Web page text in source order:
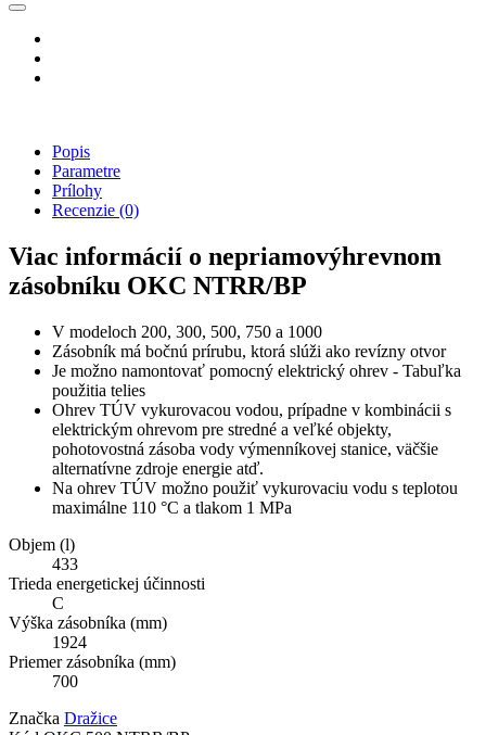
Popis
Parametre
Prílohy
Recenzie (0)
Viac informácií o nepriamovýhrevnom
zásobníku OKC NTRR/BP
V modeloch 200, 300, 500, 750 a 1000
Zásobník má bočnú prírubu, ktorá slúži ako revízny otvor
Je možno namontovať pomocný elektrický ohrev - Tabuľka
použitia telies
Ohrev TÚV vykurovacou vodou, prípadne v kombinácii s
elektrickým ohrevom pre stredné a veľké objekty,
pohotovostná zásoba vody výmenníkovej stanice, väčšie
alternatívne zdroje energie atď.
Na ohrev TÚV možno použiť vykurovaciu vodu s teplotou
maximálne 110 °C a tlakom 1 MPa
Objem (l)
433
Trieda energetickej účinnosti
C
Výška zásobníka (mm)
1924
Priemer zásobníka (mm)
700
Značka Dražice